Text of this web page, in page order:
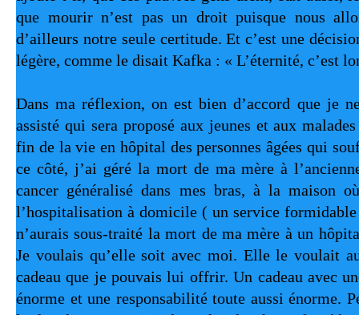
que mourir n’est pas un droit puisque nous
d’ailleurs notre seule certitude. Et c’est une
légère, comme le disait Kafka : « L’éternité, c’est
Dans ma réflexion, on est bien d’accord que je
assisté qui sera proposé aux jeunes et aux
fin de la vie en hôpital des personnes âgées qui
ce côté, j’ai géré la mort de ma mère à
cancer généralisé dans mes bras, à la maison
l’hospitalisation à domicile ( un service
n’aurais sous-traité la mort de ma mère à un
Je voulais qu’elle soit avec moi. Elle le voulait
cadeau que je pouvais lui offrir. Un cadeau avec
énorme et une responsabilité toute aussi énorme.